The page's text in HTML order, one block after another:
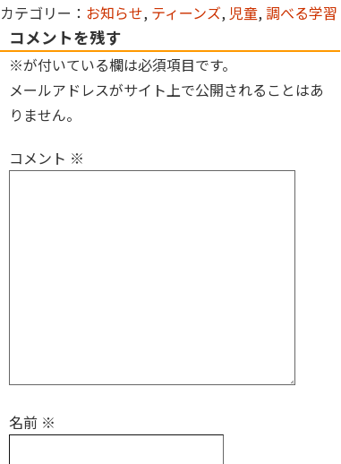
カテゴリー： お知らせ, ティーンズ, 児童,調べる学習
コメントを残す
※が付いている欄は必須項目です。
メールアドレスがサイト上で公開されることはあ
りません。
コメント ※
名前 ※